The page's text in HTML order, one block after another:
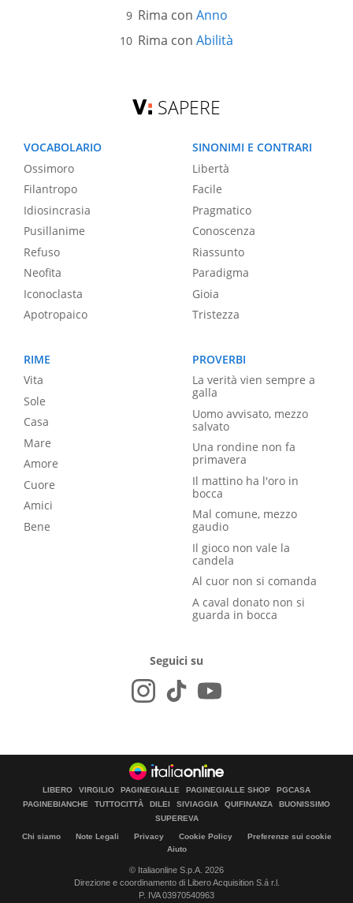
Rima con Anno
Rima con Abilità
SAPERE
VOCABOLARIO
Ossimoro
Filantropo
Idiosincrasia
Pusillanime
Refuso
Neofita
Iconoclasta
Apotropaico
SINONIMI E CONTRARI
Libertà
Facile
Pragmatico
Conoscenza
Riassunto
Paradigma
Gioia
Tristezza
RIME
Vita
Sole
Casa
Mare
Amore
Cuore
Amici
Bene
PROVERBI
La verità vien sempre a
galla
Uomo avvisato, mezzo
salvato
Una rondine non fa
primavera
Il mattino ha l'oro in
bocca
Mal comune, mezzo
gaudio
Il gioco non vale la
candela
Al cuor non si comanda
A caval donato non si
guarda in bocca
Seguici su
LIBERO VIRGILIO PAGINEGIALLE PAGINEGIALLE SHOP
PGCASA
PAGINEBIANCHE
TUTTOCITTÀ DILEI SIVIAGGIA QUIFINANZA
BUONISSIMO
SUPEREVA
Chi siamo Note Legali Privacy Cookie Policy
Preferenze sui cookie
Aiuto
© Italiaonline S.p.A. 2026
Direzione e coordinamento di Libero Acquisition S.á r.l.
P. IVA 03970540963